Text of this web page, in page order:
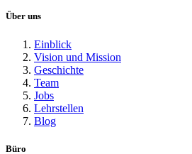
Über uns
Einblick
Vision und Mission
Geschichte
Team
Jobs
Lehrstellen
Blog
Büro